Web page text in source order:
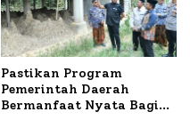
Pastikan Program
Pemerintah Daerah
Bermanfaat Nyata Bagi